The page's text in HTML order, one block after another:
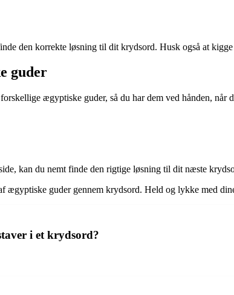
den korrekte løsning til dit krydsord. Husk også at
guder
ægyptiske guder, så du har dem ved hånden,
kan du nemt finde den rigtige løsning til dit næste
ægyptiske guder gennem krydsord. Held og lykke med
i et krydsord?